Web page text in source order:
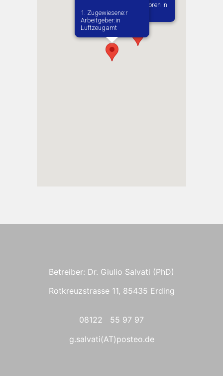
Vermutlich geboren in
Pastviny
1. Zugewiesene:r
Arbeitgeber:in​
Luftzeugamt
Betreiber: Dr. Giulio Salvati (PhD)
Rotkreuzstrasse 11, 85435 Erding
08122 55 97 97
g.salvati(AT)posteo.de